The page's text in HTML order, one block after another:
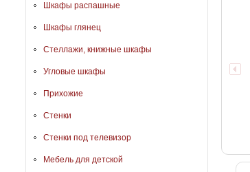
Шкафы распашные
Шкафы глянец
Стеллажи, книжные шкафы
Угловые шкафы
Прихожие
Стенки
Стенки под телевизор
Мебель для детской